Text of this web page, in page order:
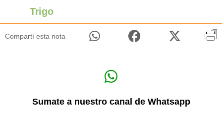
Trigo
Compartí esta nota
Sumate a nuestro canal de Whatsapp